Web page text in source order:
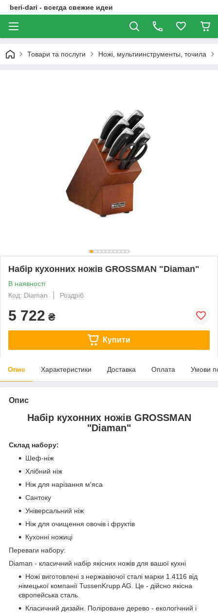
beri-dari - всегда свежие идеи
Товари та послуги Ножі, мультиинструменты, точила
Набір кухонних ножів GROSSMAN "Diaman"
В наявності
Код: Diaman
Роздріб
5 722 ₴
Купити
Опис Характеристики Доставка Оплата Умови
Опис
Набір кухонних ножів GROSSMAN
"Diaman"
Склад набору:
Шеф-ніж
Хлібний ніж
Ніж для нарізання м'яса
Сантоку
Універсальний ніж
Ніж для очищення овочів і фруктів
Кухонні ножиці
Переваги набору:
Diaman - класичний набір якісних ножів для вашої кухні
Ножі виготовлені з нержавіючої сталі марки 1.4116 від
німецької компанії TussenKrupp AG. Це - дійсно якісна
європейська сталь.
Класичний дизайн. Поліроване дерево - екологічний і